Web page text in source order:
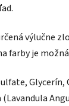
výlučne
farby je
(Lavandula